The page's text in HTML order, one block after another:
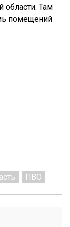
области. Там
помещений
ПВО